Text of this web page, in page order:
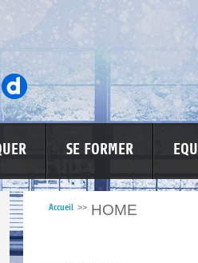
SE FORMER
LUTTE CONTRE LES VIOLENCES
Accueil >> HOME